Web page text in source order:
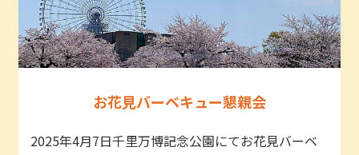
お花見バーベキュー懇親会
2025年4月7日千里万博記念公園にてお花見バーベ